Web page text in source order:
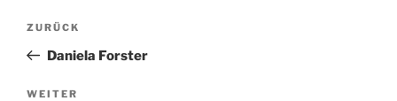
Beitragsnavigation
Vorheriger
Beitrag
ZURÜCK
Daniela Forster
Nächster
WEITER